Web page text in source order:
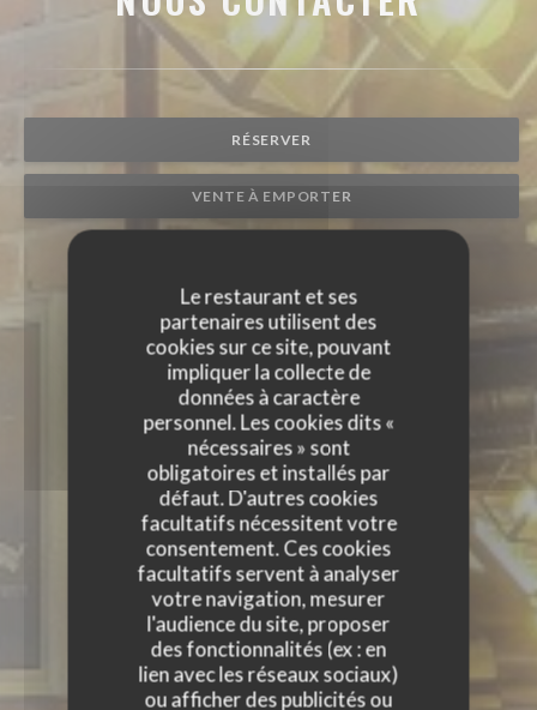
Le restaurant et ses
partenaires utilisent des
cookies sur ce site, pouvant
impliquer la collecte de
données à caractère
personnel. Les cookies dits «
nécessaires » sont
obligatoires et installés par
défaut. D'autres cookies
facultatifs nécessitent votre
consentement. Ces cookies
facultatifs servent à analyser
votre navigation, mesurer
l'audience du site, proposer
des fonctionnalités (ex : en
lien avec les réseaux sociaux)
ou afficher des publicités ou
RÉSERVER
VENTE À EMPORTER